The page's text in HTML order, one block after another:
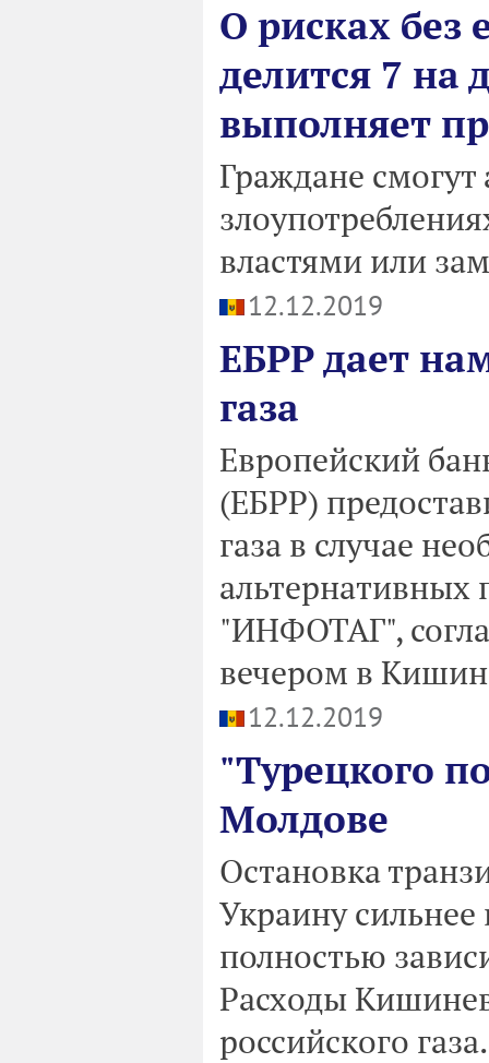
О рисках без
делится 7 на
выполняет
Граждане
властями или
12.12.2019
ЕБРР дает
газа
Европейский
(ЕБРР)
газа в случае
альтернативных
"ИНФОТАГ",
вечером в
12.12.2019
"Турецкого
Молдове
Остановка
Украину сильнее
полностью
Расходы
российского